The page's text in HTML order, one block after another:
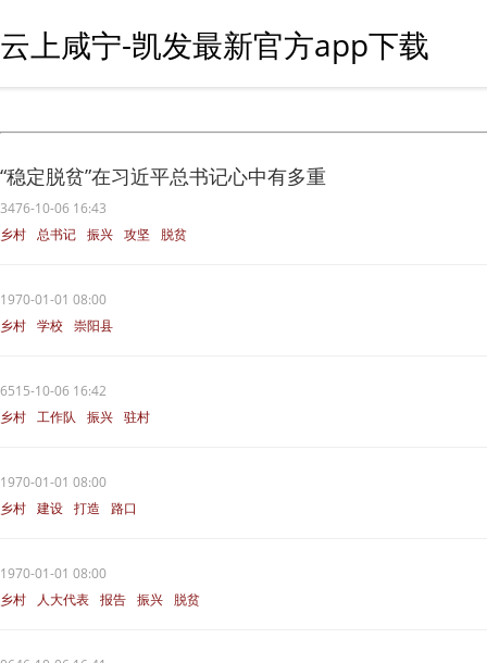
云上咸宁-凯发最新官方app下载
“稳定脱贫”在习近平总书记心中有多重
3476-10-06 16:43
乡村 总书记 振兴 攻坚 脱贫
1970-01-01 08:00
乡村 学校 崇阳县
6515-10-06 16:42
乡村 工作队 振兴 驻村
1970-01-01 08:00
乡村 建设 打造 路口
1970-01-01 08:00
乡村
人大代表 报告 振兴 脱贫